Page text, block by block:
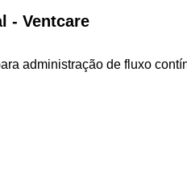
- Ventcare
administração de fluxo